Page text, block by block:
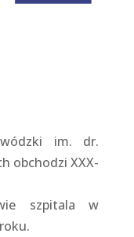
im. dr.
obchodzi XXX-
szpitala w